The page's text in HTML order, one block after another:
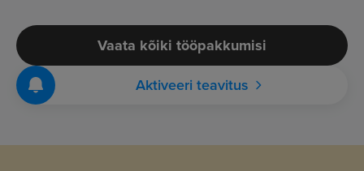
Vaata kõiki tööpakkumisi
Aktiveeri teavitus